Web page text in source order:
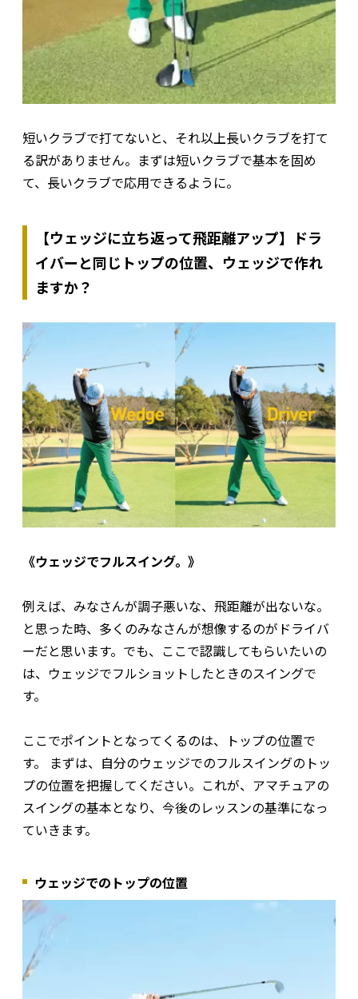
短いクラブで打てないと、それ以上長いクラブを打て
る訳がありません。まずは短いクラブで基本を固め
て、長いクラブで応用できるように。
【ウェッジに立ち返って飛距離アップ】ドラ
イバーと同じトップの位置、ウェッジで作れ
ますか？
《ウェッジでフルスイング。》
例えば、みなさんが調子悪いな、飛距離が出ないな。
と思った時、多くのみなさんが想像するのがドライバ
ーだと思います。でも、ここで認識してもらいたいの
は、ウェッジでフルショットしたときのスイングで
す。
ここでポイントとなってくるのは、トップの位置で
す。 まずは、自分のウェッジでのフルスイングのトッ
プの位置を把握してください。これが、アマチュアの
スイングの基本となり、今後のレッスンの基準になっ
ていきます。
ウェッジでのトップの位置